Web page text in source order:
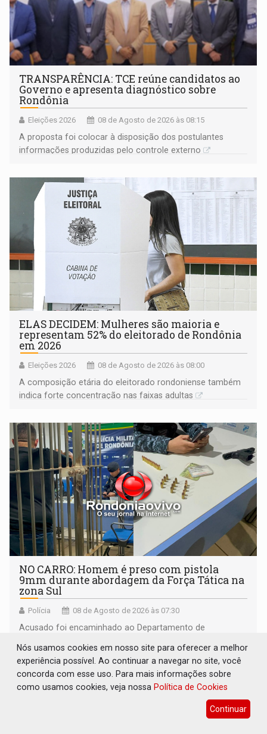
TRANSPARÊNCIA: TCE reúne candidatos ao
Governo e apresenta diagnóstico sobre
Rondônia
Eleições 2026 08 de Agosto de 2026 às 08:15
A proposta foi colocar à disposição dos postulantes
informações produzidas pelo controle externo
ELAS DECIDEM: Mulheres são maioria e
representam 52% do eleitorado de Rondônia
em 2026
Eleições 2026 08 de Agosto de 2026 às 08:00
A composição etária do eleitorado rondoniense também
indica forte concentração nas faixas adultas
NO CARRO: Homem é preso com pistola
9mm durante abordagem da Força Tática na
zona Sul
Polícia 08 de Agosto de 2026 às 07:30
Acusado foi encaminhado ao Departamento de
Nós usamos cookies em nosso site para oferecer a melhor
experiência possível. Ao continuar a navegar no site, você
concorda com esse uso. Para mais informações sobre
como usamos cookies, veja nossa Política de Cookies
Continuar